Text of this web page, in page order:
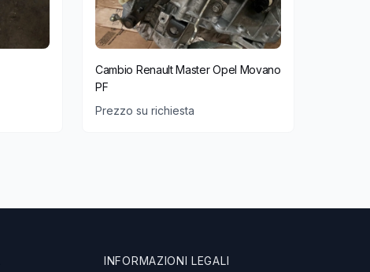
Cambio Renault Master Opel Movano
PF
Prezzo su richiesta
INFORMAZIONI LEGALI